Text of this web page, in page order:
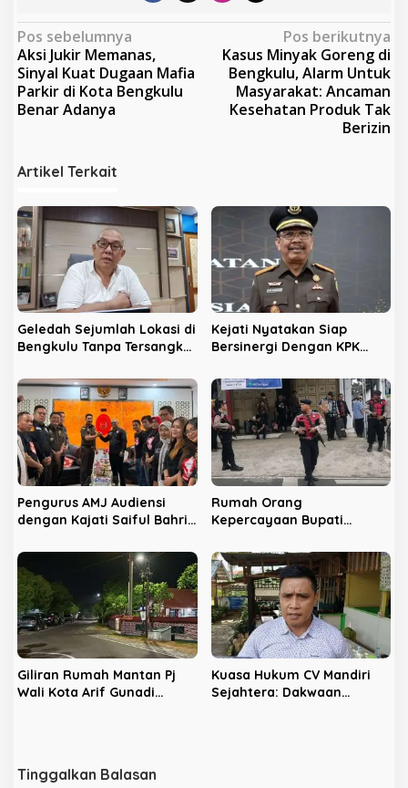
N
a
v
i
a
i
p
o
s
Pos sebelumnya
Aksi Jukir Memanas,
Sinyal Kuat Dugaan Mafia
Parkir di Kota Bengkulu
Benar Adanya
Pos berikutnya
Kasus Minyak Goreng di
Bengkulu, Alarm Untuk
Masyarakat: Ancaman
Kesehatan Produk Tak
Berizin
Artikel Terkait
Geledah Sejumlah Lokasi di
Bengkulu Tanpa Tersangka,
Kejati Nyatakan Siap
Bersinergi Dengan KPK
Bengkulu
Pengurus AMJ Audiensi
dengan Kajati Saiful Bahri
Rumah Orang
Kepercayaan Bupati
Digeledah KPK
Giliran Rumah Mantan Pj
Wali Kota Arif Gunadi
Kuasa Hukum CV Mandiri
Sejahtera: Dakwaan
Tinggalkan Balasan